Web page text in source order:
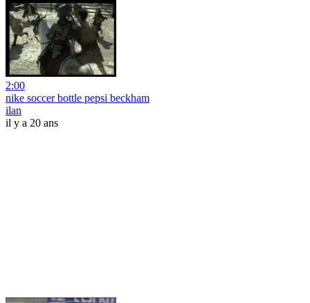
2:00
nike soccer bottle pepsi beckham
ilan
il y a 20 ans